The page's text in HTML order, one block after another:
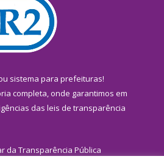
sistema para prefeituras!
completa, onde garantimos em
das leis de transparência
da Transparência Pública